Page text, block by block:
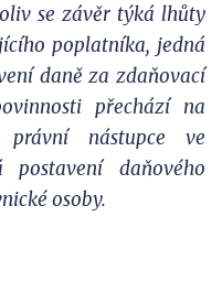
se závěr týká lhůty
poplatníka, jedná
daně za zdaňovací
přechází na
právní nástupce ve
daňového
osoby.